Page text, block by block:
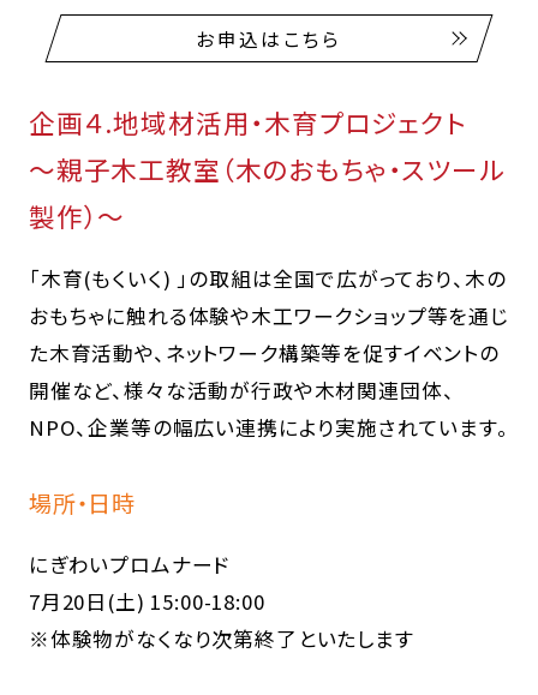
お申込はこちら
企画４.地域材活用・木育プロジェクト
～親子木工教室（木のおもちゃ・スツール
製作）～
「木育(もくいく) 」の取組は全国で広がっており、木の
おもちゃに触れる体験や木工ワークショップ等を通じ
た木育活動や、ネットワーク構築等を促すイベントの
開催など、様々な活動が行政や木材関連団体、
NPO、企業等の幅広い連携により実施されています。
場所・日時
にぎわいプロムナード
7月20日(土) 15:00-18:00
※体験物がなくなり次第終了といたします